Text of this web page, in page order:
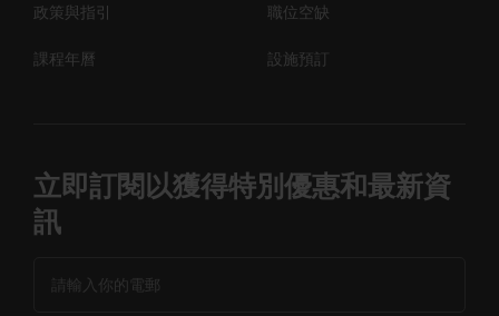
政策與指引 職位空缺
課程年曆 設施預訂
立即訂閱以獲得特別優惠和最新資
訊